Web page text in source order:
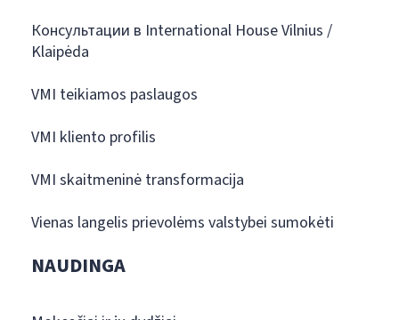
Консультации в International House Vilnius /
Klaipėda
VMI teikiamos paslaugos
VMI kliento profilis
VMI skaitmeninė transformacija
Vienas langelis prievolėms valstybei sumokėti
NAUDINGA